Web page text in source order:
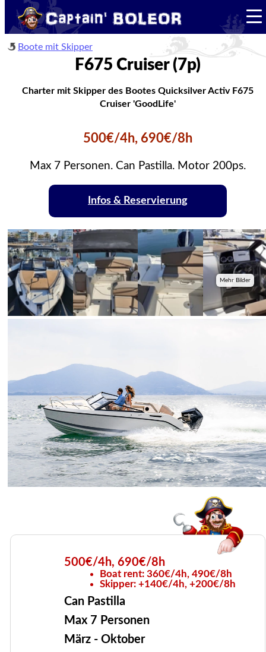
Boote mit Skipper
F675 Cruiser (7p)
Charter mit Skipper des Bootes Quicksilver Activ F675
Cruiser 'GoodLife'
500€/4h, 690€/8h
Max 7 Personen. Can Pastilla. Motor 200ps.
Infos & Reservierung
Mehr Bilder
500€/4h, 690€/8h
Boat rent: 360€/4h, 490€/8h
Skipper: +140€/4h, +200€/8h
Can Pastilla
Max 7 Personen
März - Oktober